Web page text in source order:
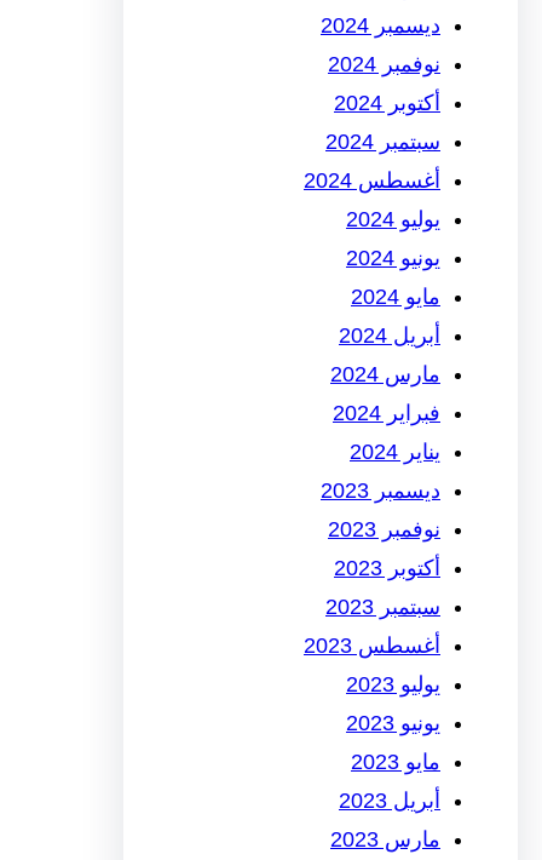
ديسمبر 2024
نوفمبر 2024
أكتوبر 2024
سبتمبر 2024
أغسطس 2024
يوليو 2024
يونيو 2024
مايو 2024
أبريل 2024
مارس 2024
فبراير 2024
يناير 2024
ديسمبر 2023
نوفمبر 2023
أكتوبر 2023
سبتمبر 2023
أغسطس 2023
يوليو 2023
يونيو 2023
مايو 2023
أبريل 2023
مارس 2023